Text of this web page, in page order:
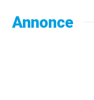
Annonce